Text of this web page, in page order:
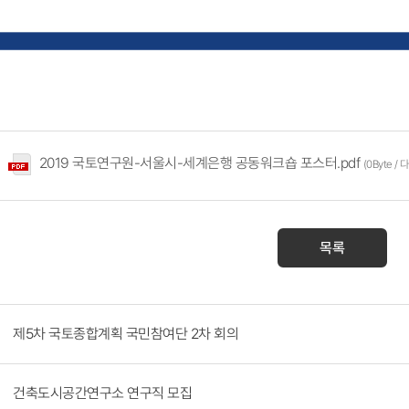
2019 국토연구원-서울시-세계은행 공동워크숍 포스터.pdf (0Byte /
목록
제5차 국토종합계획 국민참여단 2차 회의
건축도시공간연구소 연구직 모집